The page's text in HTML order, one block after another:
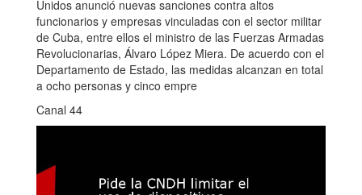
Unidos anunció nuevas sanciones contra altos
funcionarios y empresas vinculadas con el sector militar
de Cuba, entre ellos el ministro de las Fuerzas Armadas
Revolucionarias, Álvaro López Miera. De acuerdo con el
Departamento de Estado, las medidas alcanzan en total
a ocho personas y cinco empre
Canal 44